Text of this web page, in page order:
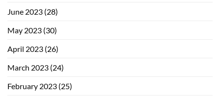
June 2023 (28)
May 2023 (30)
April 2023 (26)
March 2023 (24)
February 2023 (25)